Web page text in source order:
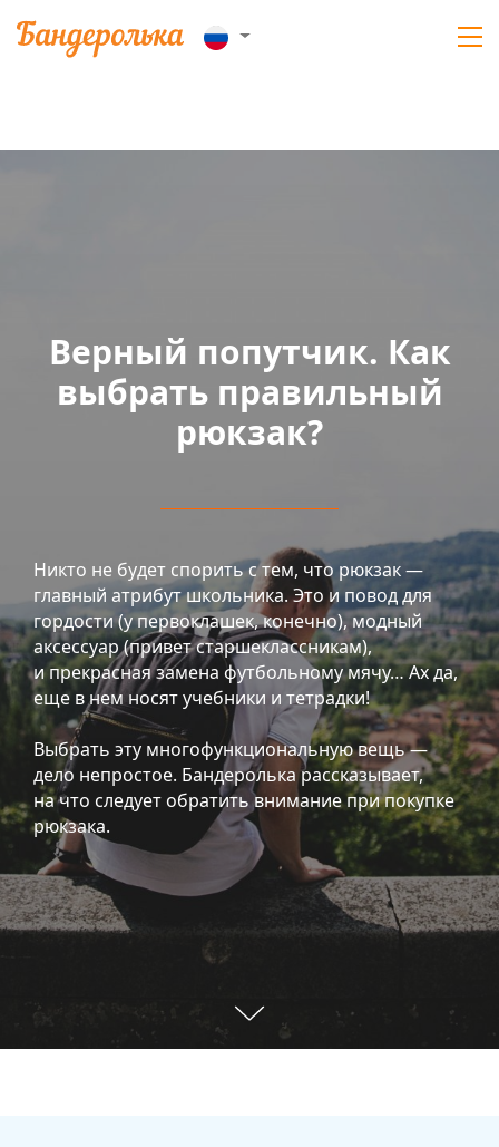
Верный попутчик. Как
выбрать правильный
рюкзак?
Никто не будет спорить с тем, что рюкзак —
главный атрибут школьника. Это и повод для
гордости (у первоклашек, конечно), модный
аксессуар (привет старшеклассникам),
и прекрасная замена футбольному мячу… Ах да,
еще в нем носят учебники и тетрадки!
Выбрать эту многофункциональную вещь —
дело непростое. Бандеролька рассказывает,
на что следует обратить внимание при покупке
рюкзака.